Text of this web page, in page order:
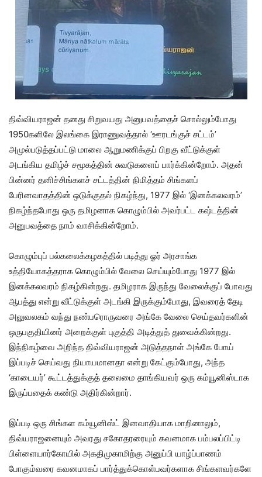
திவ்வியராஜன் தனது சிறுவயது அனுபவத்தைச் சொல்லும்போது
1950களிலே இலங்கை இராணுவத்தால் ‘ஊரடங்குச் சட்டம்’
அமுல்படுத்தப்பட்டு மாலை ஆறுமணிக்குப் பிறகு வீட்டுக்குள்
அடங்கிய தமிழ்ச் சமூகத்தின் சுவடுகளைப் பார்க்கின்றோம். அதன்
பின்னர் தனிச்சிங்களச் சட்டத்தின் நிமித்தம் சிங்களப்
பேரினவாதத்தின் ஒடுக்குதல் நிகழ்ந்து, 1977 இல் ‘இனக்கலவரம்’
நிகழ்ந்தபோது ஒரு தமிழனாக கொழும்பில் அவர்பட்ட கஷ்டத்தின்
அனுபவத்தை நாம் வாசிக்கின்றோம்.
கொழும்புப் பல்கலைக்கழகத்தில் படித்து ஓர் அரசாங்க
உத்தியோகத்தராக கொழும்பில் வேலை செய்யும்போது 1977 இல்
இனக்கலவரம் நிகழ்கின்றது. தமிழராக இருந்து வேலைக்குப் போவது
ஆபத்து என்று வீட்டுக்குள் அடங்கி இருக்கும்போது, இவரைத் தேடி
அலுவலகம் வந்து நண்பரொருவரை அங்கே வேலை செய்தவர்களின்
ஒருபகுதியினர் அறைக்குள் புகுத்தி அடித்துத் துவைக்கின்றது.
இந்நிகழ்வை அறிந்த திவ்வியராஜன் அடுத்தநாள் அங்கே போய்
இப்படிச் செய்வது நியாயமானதா என்று கேட்கும்போது, அந்த
‘காடையர்’ கூட்டத்துக்குத் தலைமை தாங்கியவர் ஒரு கம்யூனிஸ்டாக
இருப்பதைக் கண்டு அதிர்கின்றார்.
இப்படி ஒரு சிங்கள கம்யூனிஸ்ட் இனவாதியாக மாறினாலும்,
திவ்யராஜனையும் அவரது சகோதரரையும் கவனமாக பம்பலப்பிட்டி
பிள்ளையார்கோயில் அகதிமுகாமிற்கு அனுப்பி யாழ்ப்பாணம்
போகும்வரை கவனமாகப் பார்த்துக்கொள்பவர்களாக சிங்களவர்களே